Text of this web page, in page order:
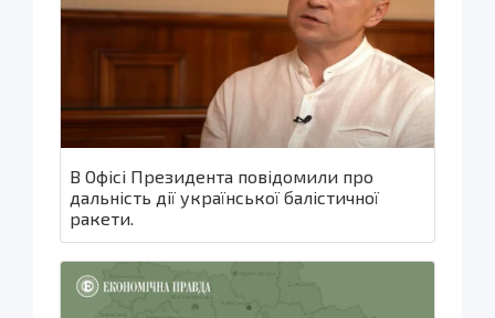
В Офісі Президента повідомили про
дальність дії української балістичної
ракети.